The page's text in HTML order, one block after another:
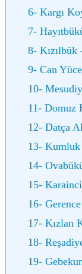
6- Kargı
7-
8-
9- Can
10-
11- Domuz
12- Datça
13- Kumluk
14-
15-
16-
17- Kızlan
18-
19-